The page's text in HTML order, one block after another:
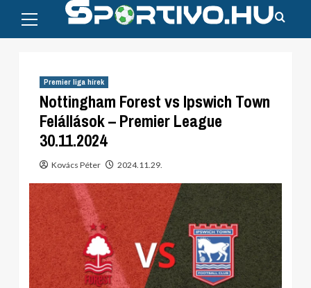
content
Menu
Premier liga hírek
Nottingham Forest vs Ipswich Town
Felállások – Premier League
30.11.2024
Kovács Péter 2024.11.29.